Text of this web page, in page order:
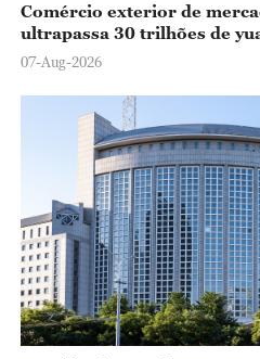
Comércio exterior de
ultrapassa 30 trilhões de
07-Aug-2026